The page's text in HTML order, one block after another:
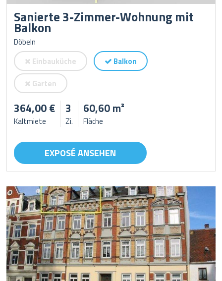
Sanierte 3-Zimmer-Wohnung mit
Balkon
Döbeln
Einbauküche
Balkon
Garten
364,00 €
Kaltmiete
3
Zi.
60,60 m²
Fläche
EXPOSÉ ANSEHEN